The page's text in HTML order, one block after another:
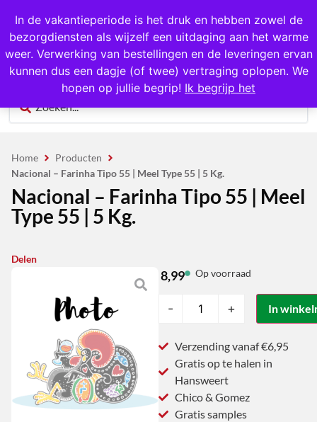
In de vakantieperiode is het druk en hebben zowel de
bezorgdiensten als wijzelf een uitdaging aan het warme
weer. Verwerking van bestellingen en de leveringen ervan
kunnen dus een dagje (of twee) vertraging oplopen. We
hopen op jullie begrip! Ik begrijp het
1000+ producten op voorraad
0
Home
Producten
Nacional – Farinha Tipo 55 | Meel Type 55 | 5 Kg.
Nacional – Farinha Tipo 55 | Meel
Type 55 | 5 Kg.
Delen
8,99 Op voorraad
- + In
Verzending vanaf €6,95
Gratis op te halen in
Hansweert
Chico & Gomez
Gratis samples